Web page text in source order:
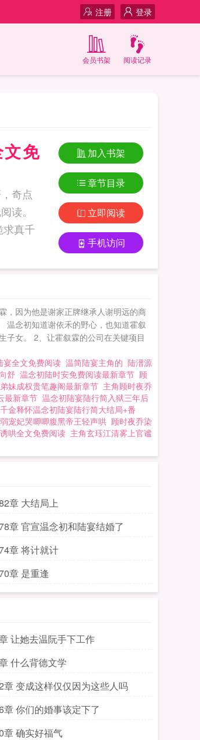
登录
注册
阅读记录
会员书架
免
奇点
读。
加入书架
章节目录
立即阅读
手机访问
，因为他是谢家正牌继承人谢明远的商
温念初知道谢依禾的野心，也知道霍叙
女。 2、让霍叙霖的公司在关键项目
宴全文免费阅读 温简陆宴主角的 陆溍源
舒 温念初陆时安免费阅读最新章节 顾
妹成权贵笔趣阁最新章节 主角顾时夜乔
最新章节 温念初陆宴陆行简入狱三年后
金释怀温念初陆宴陆行简大结局+番
宠妃哭唧唧腹黑帝王轻声哄 顾时夜乔染
哄全文免费阅读 主角玄珏江清雾上官谧
章 大结局上
章 官宣温念初和陆宴结婚了
章 将计就计
章 是重逢
让她去温阮手下工作
什么背德文学
章 变成这样仅仅因为这些人吗
章 你们的婚事该定下了
章 确实好福气